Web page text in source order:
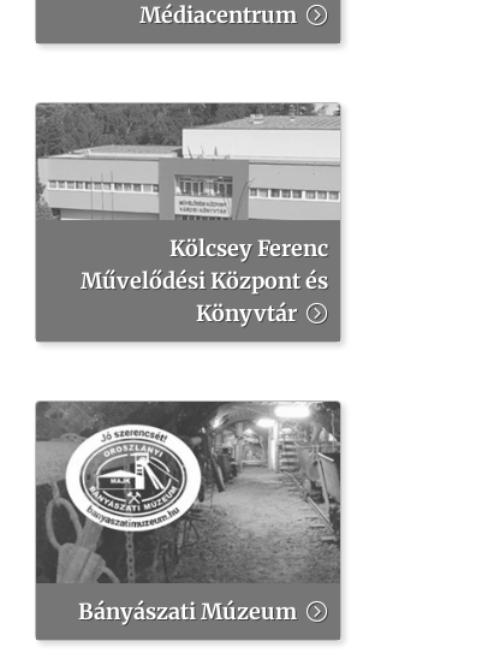
Médiacentrum
Kölcsey Ferenc
Művelődési Központ és
Könyvtár
Bányászati Múzeum